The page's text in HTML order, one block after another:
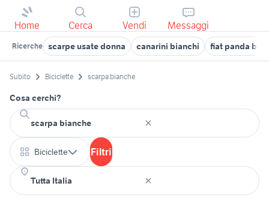
Home Cerca Vendi Messaggi
Ricerche scarpe usate donna canarini bianchi fiat panda
Subito Biciclette scarpa bianche
Cosa cerchi?
Biciclette Filtri